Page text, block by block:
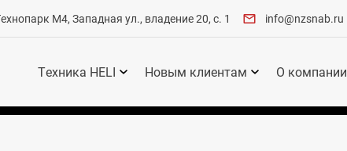
М4, Западная ул., владение 20, с. 1 info@nzsnab.ru
Техника HELI Новым клиентам О компании